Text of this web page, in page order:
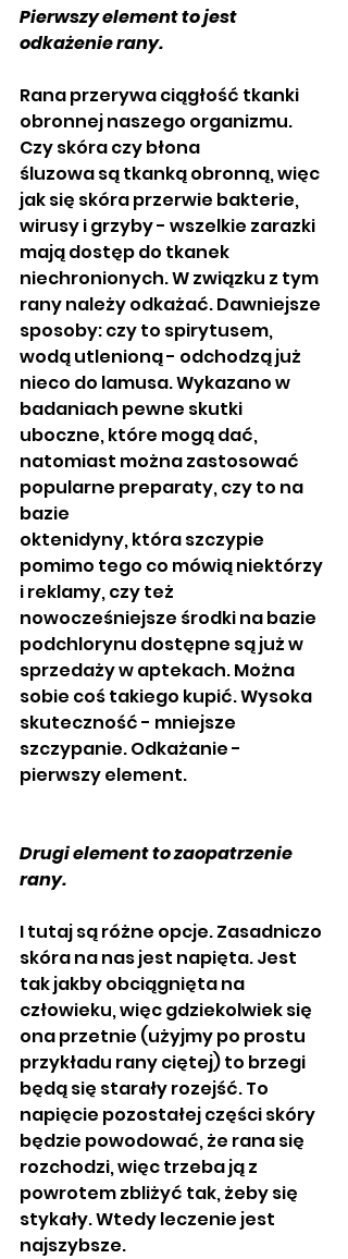
Pierwszy element to jest
odkażenie rany.
Rana przerywa ciągłość tkanki
obronnej naszego organizmu.
Czy skóra czy błona
śluzowa są tkanką obronną, więc
jak się skóra przerwie bakterie,
wirusy i grzyby - wszelkie zarazki
mają dostęp do tkanek
niechronionych. W związku z tym
rany należy odkażać. Dawniejsze
sposoby: czy to spirytusem,
wodą utlenioną - odchodzą już
nieco do lamusa. Wykazano w
badaniach pewne skutki
uboczne, które mogą dać,
natomiast można zastosować
popularne preparaty, czy to na
bazie
oktenidyny, która szczypie
pomimo tego co mówią niektórzy
i reklamy, czy też
nowocześniejsze środki na bazie
podchlorynu dostępne są już w
sprzedaży w aptekach. Można
sobie coś takiego kupić. Wysoka
skuteczność - mniejsze
szczypanie. Odkażanie -
pierwszy element.
Drugi element to zaopatrzenie
rany.
I tutaj są różne opcje. Zasadniczo
skóra na nas jest napięta. Jest
tak jakby obciągnięta na
człowieku, więc gdziekolwiek się
ona przetnie (użyjmy po prostu
przykładu rany ciętej) to brzegi
będą się starały rozejść. To
napięcie pozostałej części skóry
będzie powodować, że rana się
rozchodzi, więc trzeba ją z
powrotem zbliżyć tak, żeby się
stykały. Wtedy leczenie jest
najszybsze.